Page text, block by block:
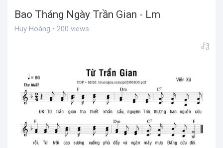
Bao Tháng Ngày Trần Gian - Lm
Huy Hoàng • 200 views